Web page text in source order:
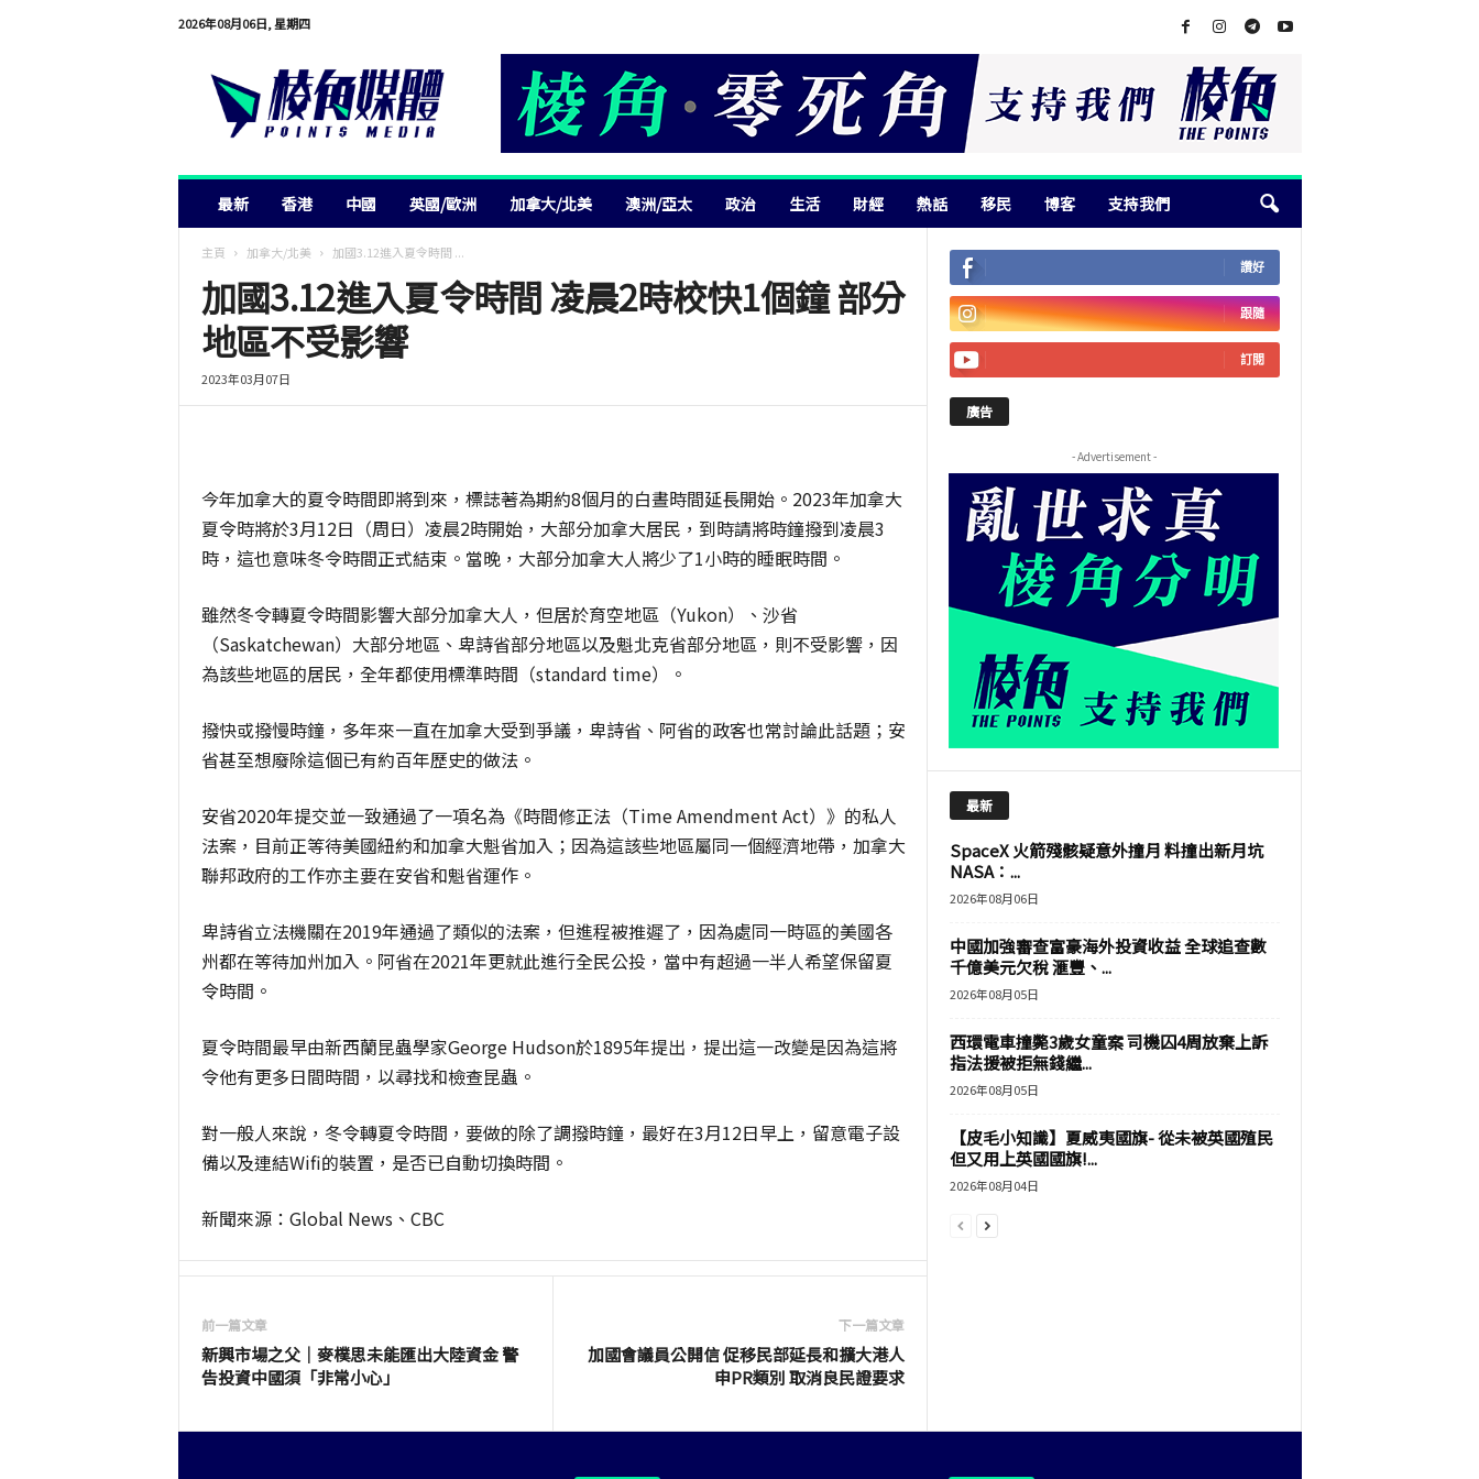
2026年08月06日, 星期四
最新 香港 中國 英國/歐洲 加拿大/北美 澳洲/亞太 政治 生活 財經 熱話 移民 博客 支持我們
主頁 加拿大/北美 加國3.12進入夏令時間 ...
加國3.12進入夏令時間 凌晨2時校快1個鐘 部分
地區不受影響
2023年03月07日
今年加拿大的夏令時間即將到來，標誌著為期約8個月的白晝時間延長開始。2023年加拿大
夏令時將於3月12日（周日）凌晨2時開始，大部分加拿大居民，到時請將時鐘撥到凌晨3
時，這也意味冬令時間正式結束。當晚，大部分加拿大人將少了1小時的睡眠時間。
雖然冬令轉夏令時間影響大部分加拿大人，但居於育空地區（Yukon）、沙省
（Saskatchewan）大部分地區、卑詩省部分地區以及魁北克省部分地區，則不受影響，因
為該些地區的居民，全年都使用標準時間（standard time）。
撥快或撥慢時鐘，多年來一直在加拿大受到爭議，卑詩省、阿省的政客也常討論此話題；安
省甚至想廢除這個已有約百年歷史的做法。
安省2020年提交並一致通過了一項名為《時間修正法（Time Amendment Act）》的私人
法案，目前正等待美國紐約和加拿大魁省加入；因為這該些地區屬同一個經濟地帶，加拿大
聯邦政府的工作亦主要在安省和魁省運作。
卑詩省立法機關在2019年通過了類似的法案，但進程被推遲了，因為處同一時區的美國各
州都在等待加州加入。阿省在2021年更就此進行全民公投，當中有超過一半人希望保留夏
令時間。
夏令時間最早由新西蘭昆蟲學家George Hudson於1895年提出，提出這一改變是因為這將
令他有更多日間時間，以尋找和檢查昆蟲。
對一般人來說，冬令轉夏令時間，要做的除了調撥時鐘，最好在3月12日早上，留意電子設
備以及連結Wifi的裝置，是否已自動切換時間。
新聞來源：Global News、CBC
前一篇文章
新興市場之父｜麥樸思未能匯出大陸資金 警
告投資中國須「非常小心」
下一篇文章
加國會議員公開信 促移民部延長和擴大港人
申PR類別 取消良民證要求
讚好
跟隨
訂閱
廣告
- Advertisement -
最新
SpaceX 火箭殘骸疑意外撞月 料撞出新月坑
NASA：...
2026年08月06日
中國加強審查富豪海外投資收益 全球追查數
千億美元欠稅 滙豐、...
2026年08月05日
西環電車撞斃3歲女童案 司機囚4周放棄上訴
指法援被拒無錢繼...
2026年08月05日
【皮毛小知識】夏威夷國旗- 從未被英國殖民
但又用上英國國旗!...
2026年08月04日